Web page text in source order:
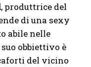
, produttrice del
di una sexy
abile nelle
obbiettivo è
del vicino